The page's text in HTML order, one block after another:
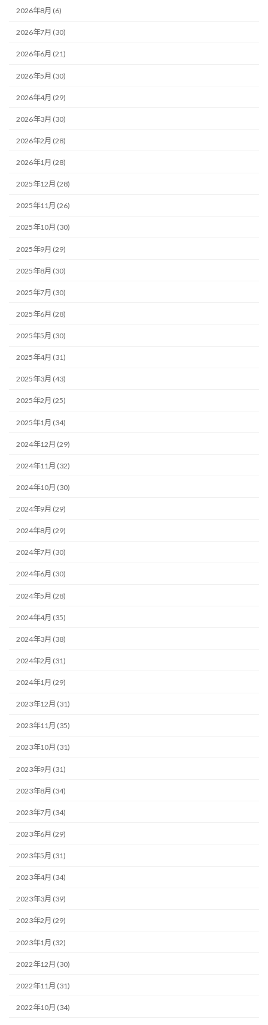
2026年8月 (6)
2026年7月 (30)
2026年6月 (21)
2026年5月 (30)
2026年4月 (29)
2026年3月 (30)
2026年2月 (28)
2026年1月 (28)
2025年12月 (28)
2025年11月 (26)
2025年10月 (30)
2025年9月 (29)
2025年8月 (30)
2025年7月 (30)
2025年6月 (28)
2025年5月 (30)
2025年4月 (31)
2025年3月 (43)
2025年2月 (25)
2025年1月 (34)
2024年12月 (29)
2024年11月 (32)
2024年10月 (30)
2024年9月 (29)
2024年8月 (29)
2024年7月 (30)
2024年6月 (30)
2024年5月 (28)
2024年4月 (35)
2024年3月 (38)
2024年2月 (31)
2024年1月 (29)
2023年12月 (31)
2023年11月 (35)
2023年10月 (31)
2023年9月 (31)
2023年8月 (34)
2023年7月 (34)
2023年6月 (29)
2023年5月 (31)
2023年4月 (34)
2023年3月 (39)
2023年2月 (29)
2023年1月 (32)
2022年12月 (30)
2022年11月 (31)
2022年10月 (34)